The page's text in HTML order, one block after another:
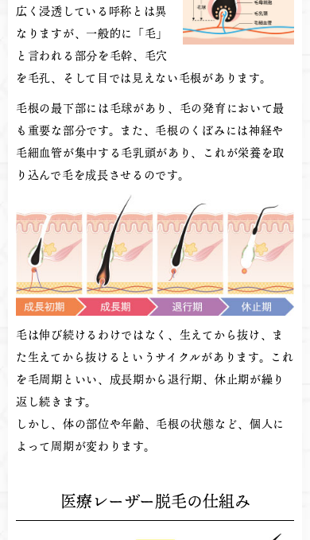
広く浸透している呼称とは異
なりますが、一般的に「毛」
と言われる部分を毛幹、毛穴
を毛孔、そして目では見えない毛根があります。
毛根の最下部には毛球があり、毛の発育において最
も重要な部分です。また、毛根のくぼみには神経や
毛細血管が集中する毛乳頭があり、これが栄養を取
り込んで毛を成長させるのです。
毛は伸び続けるわけではなく、生えてから抜け、ま
た生えてから抜けるというサイクルがあります。これ
を毛周期といい、成長期から退行期、休止期が繰り
返し続きます。
しかし、体の部位や年齢、毛根の状態など、個人に
よって周期が変わります。
医療レーザー脱毛の仕組み